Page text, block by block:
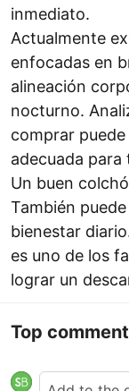
inmediato.
Actualmente
enfocadas en
alineación
nocturno.
comprar
adecuada para
Un buen
También
bienestar
es uno de los
lograr un
Top